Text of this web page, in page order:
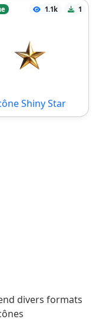
1.1k 1
Shiny Star
divers formats